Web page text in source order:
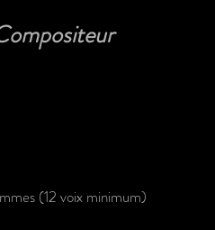
(12 voix minimum)